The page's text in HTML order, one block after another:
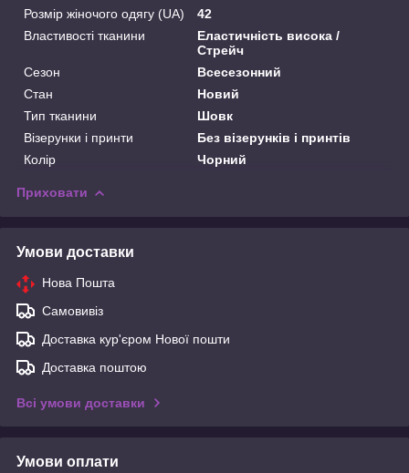
Розмір жіночого одягу (UA)
42
Властивості тканини
Еластичність висока /
Стрейч
Сезон
Всесезонний
Стан
Новий
Тип тканини
Шовк
Візерунки і принти
Без візерунків і принтів
Колір
Чорний
Приховати
Умови доставки
Нова Пошта
Самовивіз
Доставка кур'єром Нової пошти
Доставка поштою
Всі умови доставки
Умови оплати